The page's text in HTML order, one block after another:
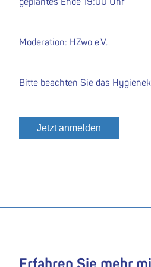
Moderation: HZwo e.V.
Bitte beachten Sie das
Jetzt anmelden